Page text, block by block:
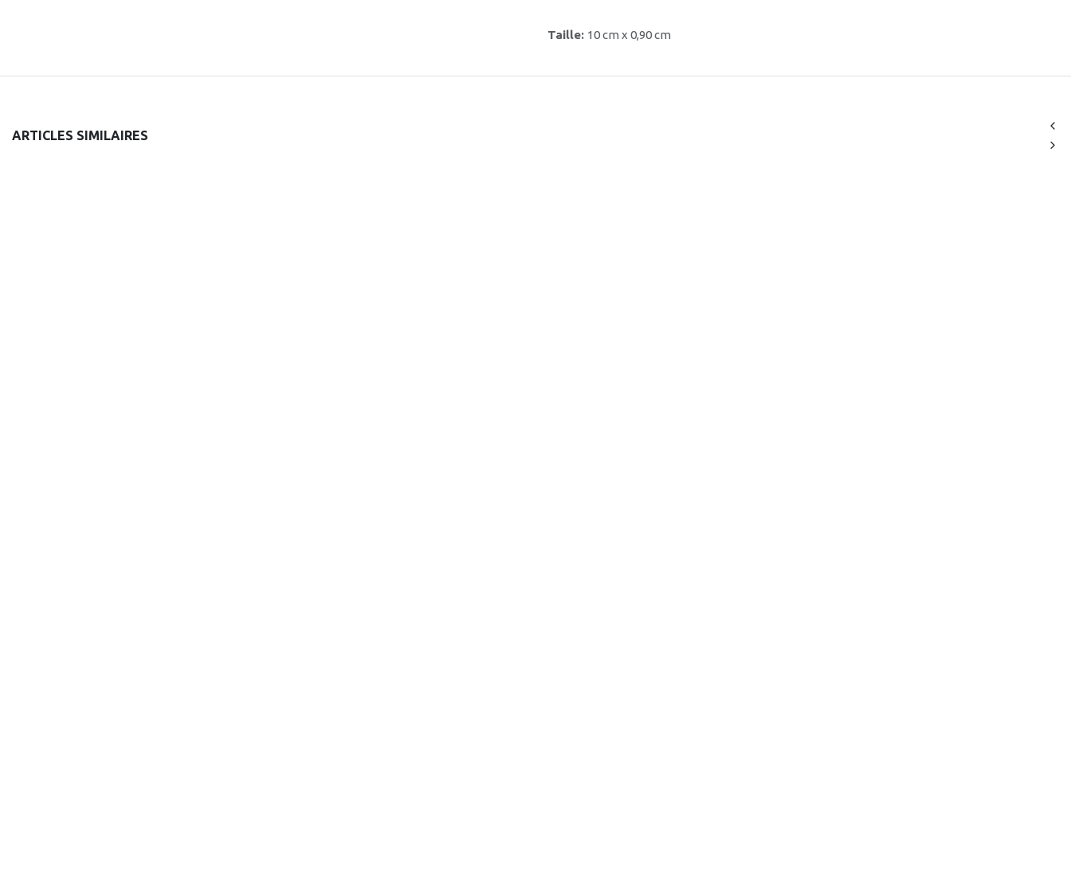
Taille: 10 cm x 0,90 cm
ARTICLES SIMILAIRES